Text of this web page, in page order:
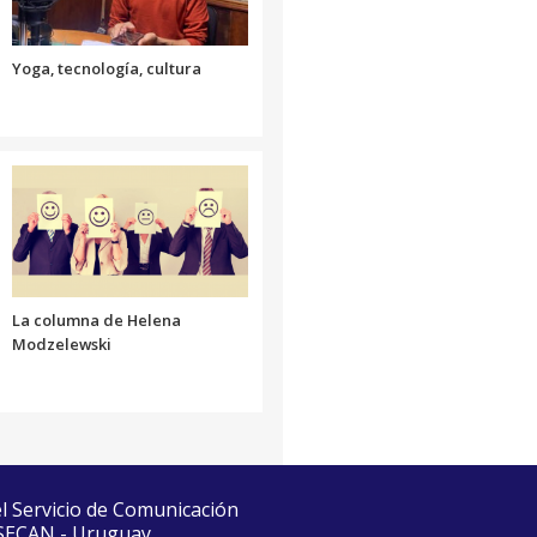
el
volumen.
Yoga, tecnología, cultura
La columna de Helena
Modzelewski
de Comunicación